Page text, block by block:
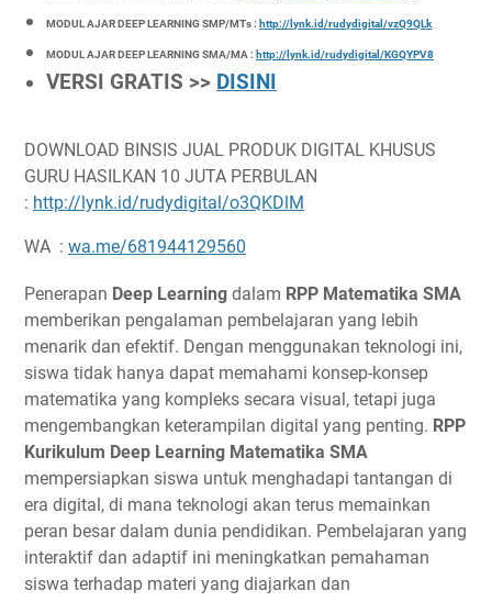
MODUL AJAR DEEP LEARNING SMP/MTs : http://lynk.id/rudydigital/vzQ9QLk
MODUL AJAR DEEP LEARNING SMA/MA : http://lynk.id/rudydigital/KGQYPV8
VERSI GRATIS >> DISINI
DOWNLOAD BINSIS JUAL PRODUK DIGITAL KHUSUS
GURU HASILKAN 10 JUTA PERBULAN
: http://lynk.id/rudydigital/o3QKDlM
WA : wa.me/681944129560
Penerapan Deep Learning dalam RPP Matematika SMA
memberikan pengalaman pembelajaran yang lebih
menarik dan efektif. Dengan menggunakan teknologi ini,
siswa tidak hanya dapat memahami konsep-konsep
matematika yang kompleks secara visual, tetapi juga
mengembangkan keterampilan digital yang penting. RPP
Kurikulum Deep Learning Matematika SMA
mempersiapkan siswa untuk menghadapi tantangan di
era digital, di mana teknologi akan terus memainkan
peran besar dalam dunia pendidikan. Pembelajaran yang
interaktif dan adaptif ini meningkatkan pemahaman
siswa terhadap materi yang diajarkan dan